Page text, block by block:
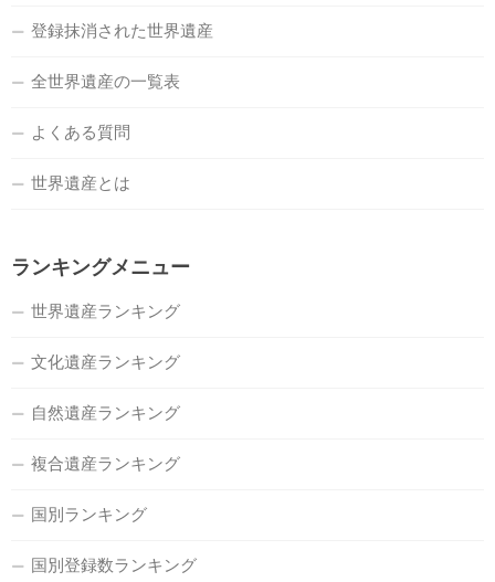
登録抹消された世界遺産
全世界遺産の一覧表
よくある質問
世界遺産とは
ランキングメニュー
世界遺産ランキング
文化遺産ランキング
自然遺産ランキング
複合遺産ランキング
国別ランキング
国別登録数ランキング